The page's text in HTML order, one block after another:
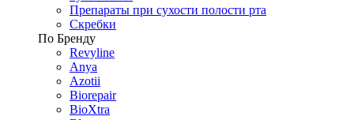
Препараты при сухости полости рта
Скребки
По Бренду
Revyline
Anya
Azotii
Biorepair
BioXtra